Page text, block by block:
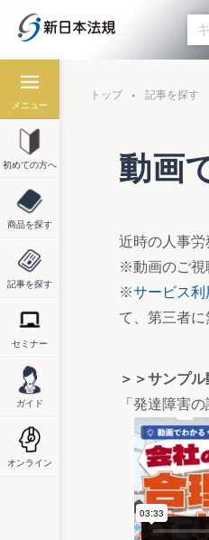
メニュー
初めての方へ
商品を探す
記事を探す
セミナー
ガイド
オンライン
トップ 記事を探す
動画
近時の人事労
※動画のご視
※サービス利
て、第三者に
＞＞サンプル
「発達障害